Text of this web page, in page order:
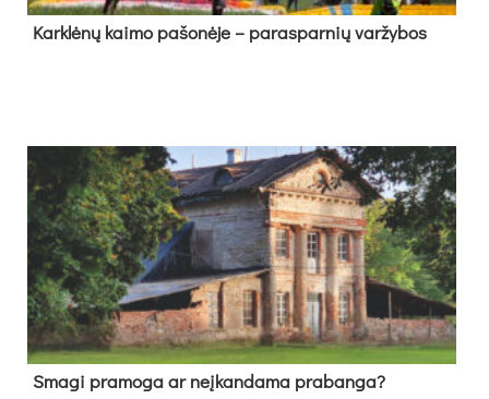
Kark­lė­nų kai­mo pa­šo­nė­je – pa­ras­par­nių var­žy­bos
Sma­gi pra­mo­ga ar neį­kan­da­ma pra­ban­ga?